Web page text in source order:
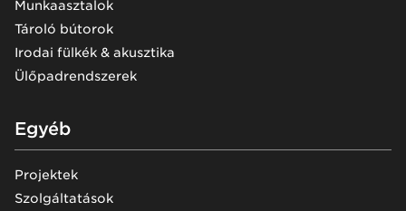
Munkaasztalok
Tároló bútorok
Irodai fülkék & akusztika
Ülőpadrendszerek
Egyéb
Projektek
Szolgáltatások